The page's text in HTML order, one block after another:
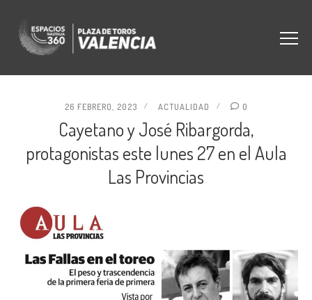
26 FEBRERO, 2023 ACTUALIDAD 0
Cayetano y José Ribargorda,
protagonistas este lunes 27 en el Aula
Las Provincias